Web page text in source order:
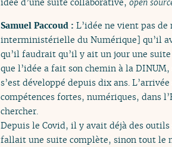
Samuel Paccoud : L’idée ne vient pas
interministérielle du Numérique] qu’il
qu’il faudrait qu’il y ait un jour une
que l’idée a fait son chemin à la
s’est développé depuis dix ans.
compétences fortes, numériques, dans
chercher.
Depuis le Covid, il y avait déjà des outils
fallait une suite complète, sinon tout le